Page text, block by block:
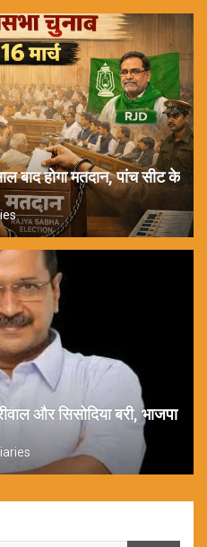
बाद होगा मतदान, पांच सीट के
और सिसोदिया बरी, भाजपा